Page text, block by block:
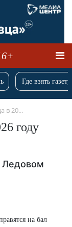
Где взять
в 20...
году
Ледовом